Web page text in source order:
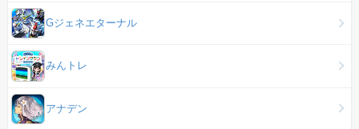
Gジェネエターナル
みんトレ
アナデン